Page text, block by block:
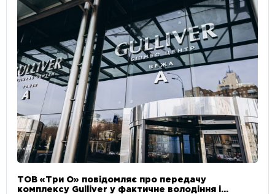
ТОВ «Три О» повідомляє про передачу
комплексу Gulliver у фактичне володіння і